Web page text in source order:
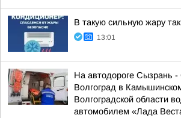
В такую сильную жару
13:01
На автодороге Сызрань -
Волгоград в
Волгоградской области
автомобилем «Лада